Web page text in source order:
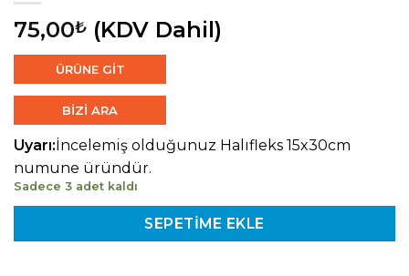
75,00₺ (KDV Dahil)
ÜRÜNE GİT
BİZİ ARA
Uyarı:İncelemiş olduğunuz Halıfleks 15x30cm
numune üründür.
Sadece 3 adet kaldı
SEPETIME EKLE